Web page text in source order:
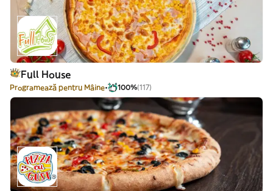
Full House
Programează pentru Mâine 100%(117)